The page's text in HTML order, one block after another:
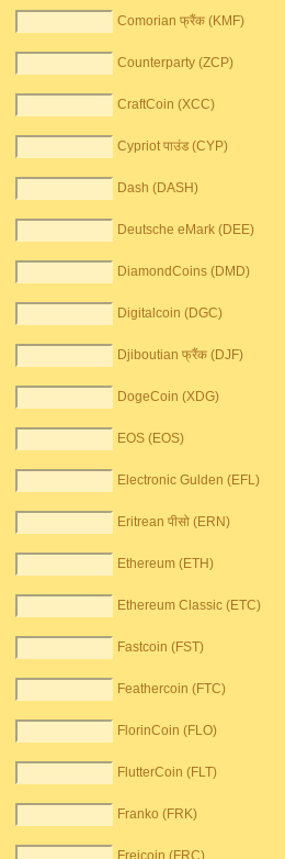
Comorian फ्रैंक (KMF)
Counterparty (ZCP)
CraftCoin (XCC)
Cypriot पाउंड (CYP)
Dash (DASH)
Deutsche eMark (DEE)
DiamondCoins (DMD)
Digitalcoin (DGC)
Djiboutian फ्रैंक (DJF)
DogeCoin (XDG)
EOS (EOS)
Electronic Gulden (EFL)
Eritrean पीसो (ERN)
Ethereum (ETH)
Ethereum Classic (ETC)
Fastcoin (FST)
Feathercoin (FTC)
FlorinCoin (FLO)
FlutterCoin (FLT)
Franko (FRK)